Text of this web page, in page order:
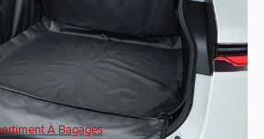
À Bagages